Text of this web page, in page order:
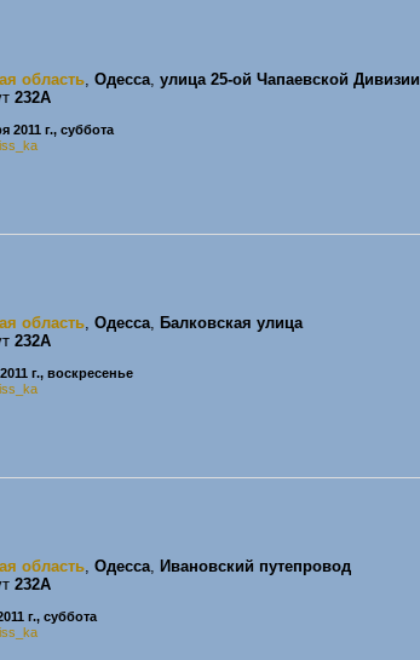
область, Одесса, улица 25-ой Чапаевской Дивизии
232А
2011 г., суббота
область, Одесса, Балковская улица
232А
г., воскресенье
область, Одесса, Ивановский путепровод
232А
г., суббота